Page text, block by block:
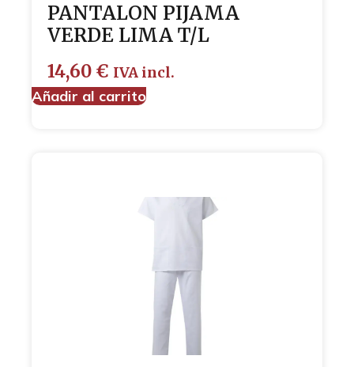
PANTALON PIJAMA
VERDE LIMA T/L
14,60 € IVA incl.
Añadir al carrito